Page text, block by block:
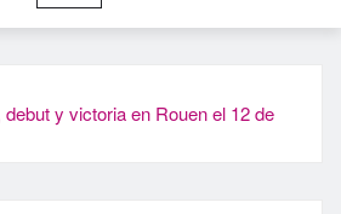
y victoria en Rouen el 12 de